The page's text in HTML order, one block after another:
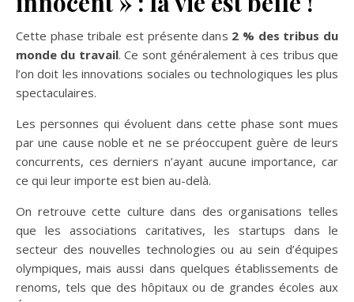
Cette phase tribale est présente dans 2 % des tribus du
monde du travail. Ce sont généralement à ces tribus que
l’on doit les innovations sociales ou technologiques les plus
spectaculaires.
Les personnes qui évoluent dans cette phase sont mues
par une cause noble et ne se préoccupent guère de leurs
concurrents, ces derniers n’ayant aucune importance, car
ce qui leur importe est bien au-delà.
On retrouve cette culture dans des organisations telles
que les associations caritatives, les startups dans le
secteur des nouvelles technologies ou au sein d’équipes
olympiques, mais aussi dans quelques établissements de
renoms, tels que des hôpitaux ou de grandes écoles aux